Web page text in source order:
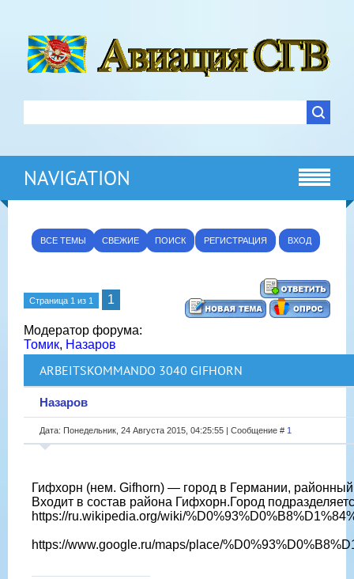
NAVIGATION
ВСЕ ТЕМЫ СВЕЖИЕ ПОИСК РЕГИСТРАЦИЯ ВХОД
Страница 1 из 1 1
Модератор форума:
Томик, Назаров
ARBEITSKOMMANDO 3040 GIFHORN
Назаров
Дата: Понедельник, 24 Августа 2015, 04:25:55 | Сообщение # 1
Гифхорн (нем. Gifhorn) — город в Германии,
Входит в состав района Гифхорн.Город
https://ru.wikipedia.org/wiki/
https://www.google.ru/maps/place/